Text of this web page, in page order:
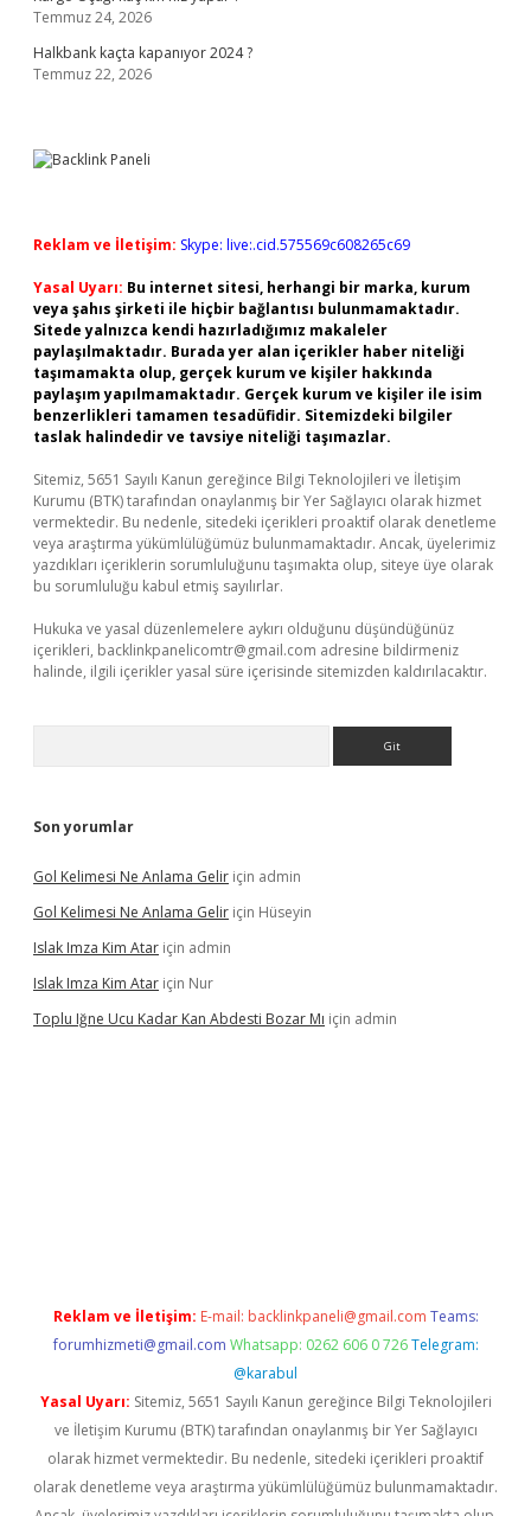
Temmuz 24, 2026
Halkbank kaçta kapanıyor 2024 ?
Temmuz 22, 2026
Reklam ve İletişim: Skype: live:.cid.575569c608265c69
Yasal Uyarı: Bu internet sitesi, herhangi bir marka, kurum
veya şahıs şirketi ile hiçbir bağlantısı bulunmamaktadır.
Sitede yalnızca kendi hazırladığımız makaleler
paylaşılmaktadır. Burada yer alan içerikler haber niteliği
taşımamakta olup, gerçek kurum ve kişiler hakkında
paylaşım yapılmamaktadır. Gerçek kurum ve kişiler ile isim
benzerlikleri tamamen tesadüfidir. Sitemizdeki bilgiler
taslak halindedir ve tavsiye niteliği taşımazlar.
Sitemiz, 5651 Sayılı Kanun gereğince Bilgi Teknolojileri ve İletişim
Kurumu (BTK) tarafından onaylanmış bir Yer Sağlayıcı olarak hizmet
vermektedir. Bu nedenle, sitedeki içerikleri proaktif olarak denetleme
veya araştırma yükümlülüğümüz bulunmamaktadır. Ancak, üyelerimiz
yazdıkları içeriklerin sorumluluğunu taşımakta olup, siteye üye olarak
bu sorumluluğu kabul etmiş sayılırlar.
Hukuka ve yasal düzenlemelere aykırı olduğunu düşündüğünüz
içerikleri, backlinkpanelicomtr@gmail.com adresine bildirmeniz
halinde, ilgili içerikler yasal süre içerisinde sitemizden kaldırılacaktır.
Son yorumlar
Gol Kelimesi Ne Anlama Gelir için admin
Gol Kelimesi Ne Anlama Gelir için Hüseyin
Islak Imza Kim Atar için admin
Islak Imza Kim Atar için Nur
Toplu Iğne Ucu Kadar Kan Abdesti Bozar Mı için admin
Reklam ve İletişim: E-mail: backlinkpaneli@gmail.com Teams:
forumhizmeti@gmail.com Whatsapp: 0262 606 0 726 Telegram:
@karabul
Yasal Uyarı: Sitemiz, 5651 Sayılı Kanun gereğince Bilgi Teknolojileri
ve İletişim Kurumu (BTK) tarafından onaylanmış bir Yer Sağlayıcı
olarak hizmet vermektedir. Bu nedenle, sitedeki içerikleri proaktif
olarak denetleme veya araştırma yükümlülüğümüz bulunmamaktadır.